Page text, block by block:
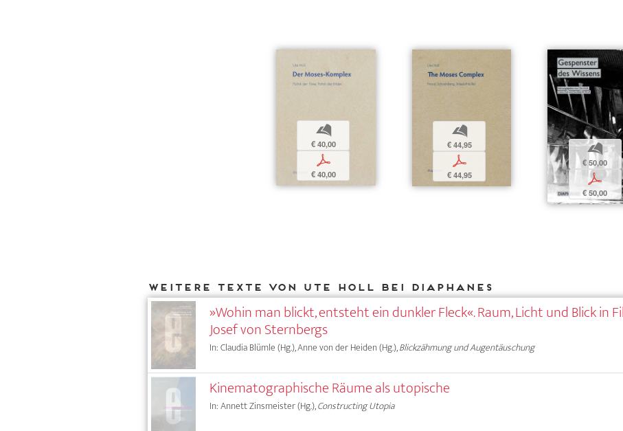
b
€ 40,00
p
€ 40,00
b
€ 44,95
p
€ 44,95
b
€ 50,00
p
€ 50,00
Weitere Texte von Ute Holl bei DIAPHANES
»Wohin man blickt, entsteht ein dunkler Fleck«. Raum, Licht und Blick in
Josef von Sternbergs
In: Claudia Blümle (Hg.), Anne von der Heiden (Hg.),Blickzähmung und Augentäuschung
Kinematographische Räume als utopische
In: Annett Zinsmeister (Hg.),Constructing Utopia